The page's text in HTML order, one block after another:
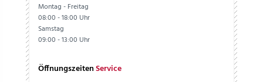
Montag - Freitag
08:00 - 18:00 Uhr
Samstag
09:00 - 13:00 Uhr
ÖffnungszeitenService